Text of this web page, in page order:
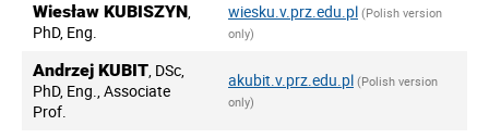
Wiesław KUBISZYN,
PhD, Eng.
wiesku.v.prz.edu.pl (Polish version
only)
Andrzej KUBIT, DSc,
PhD, Eng., Associate
Prof.
akubit.v.prz.edu.pl (Polish version
only)